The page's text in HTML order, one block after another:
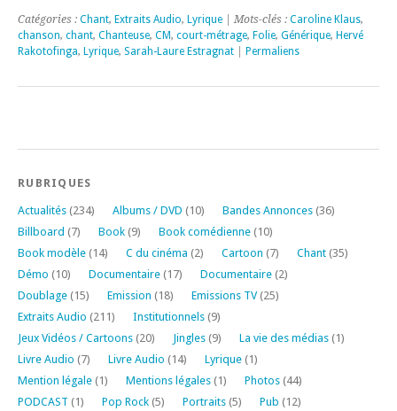
Catégories : Chant, Extraits Audio, Lyrique | Mots-clés : Caroline Klaus,
chanson, chant, Chanteuse, CM, court-métrage, Folie, Générique, Hervé
Rakotofinga, Lyrique, Sarah-Laure Estragnat Permaliens
RUBRIQUES
Actualités (234) Albums / DVD (10) Bandes Annonces (36)
Billboard (7) Book (9) Book comédienne (10)
Book modèle (14) C du cinéma (2) Cartoon (7) Chant (35)
Démo (10) Documentaire (17) Documentaire (2)
Doublage (15) Emission (18) Emissions TV(25)
Extraits Audio (211) Institutionnels (9)
Jeux Vidéos / Cartoons (20) Jingles (9) La vie des médias (1)
Livre Audio (7) Livre Audio (14) Lyrique (1)
Mention légale (1) Mentions légales (1) Photos (44)
PODCAST (1) Pop Rock (5) Portraits (5) Pub (12)